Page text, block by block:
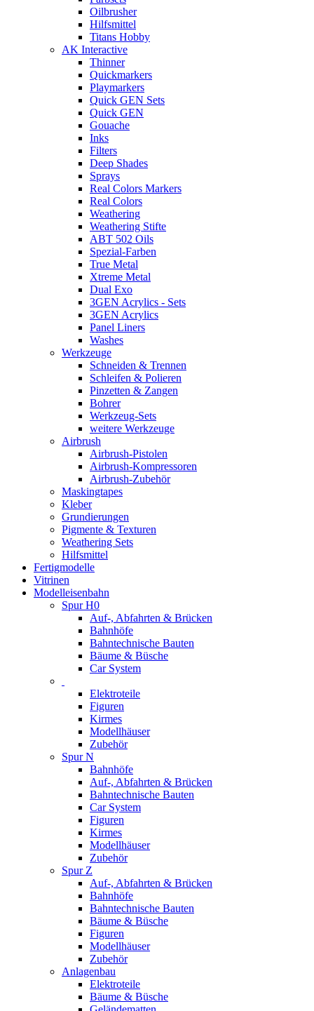
Oilbrusher
Hilfsmittel
Titans Hobby
AK Interactive
Thinner
Quickmarkers
Playmarkers
Quick GEN Sets
Quick GEN
Gouache
Inks
Filters
Deep Shades
Sprays
Real Colors Markers
Real Colors
Weathering
Weathering Stifte
ABT 502 Oils
Spezial-Farben
True Metal
Xtreme Metal
Dual Exo
3GEN Acrylics - Sets
3GEN Acrylics
Panel Liners
Washes
Werkzeuge
Schneiden & Trennen
Schleifen & Polieren
Pinzetten & Zangen
Bohrer
Werkzeug-Sets
weitere Werkzeuge
Airbrush
Airbrush-Pistolen
Airbrush-Kompressoren
Airbrush-Zubehör
Maskingtapes
Kleber
Grundierungen
Pigmente & Texturen
Weathering Sets
Hilfsmittel
Fertigmodelle
Vitrinen
Modelleisenbahn
Spur H0
Auf-, Abfahrten & Brücken
Bahnhöfe
Bahntechnische Bauten
Bäume & Büsche
Car System
Elektroteile
Figuren
Kirmes
Modellhäuser
Zubehör
Spur N
Bahnhöfe
Auf-, Abfahrten & Brücken
Bahntechnische Bauten
Car System
Figuren
Kirmes
Modellhäuser
Zubehör
Spur Z
Auf-, Abfahrten & Brücken
Bahnhöfe
Bahntechnische Bauten
Bäume & Büsche
Figuren
Modellhäuser
Zubehör
Anlagenbau
Elektroteile
Bäume & Büsche